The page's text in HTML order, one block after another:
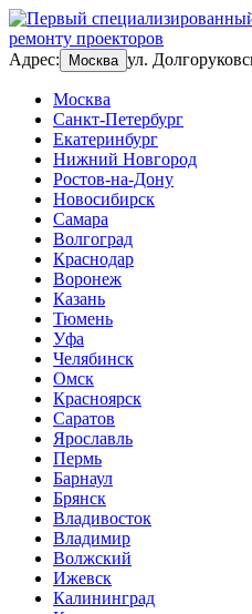
Адрес: Москва ул.
Москва
Санкт-Петербург
Екатеринбург
Нижний Новгород
Ростов-на-Дону
Новосибирск
Самара
Волгоград
Краснодар
Воронеж
Казань
Тюмень
Уфа
Челябинск
Омск
Красноярск
Саратов
Ярославль
Пермь
Барнаул
Брянск
Владивосток
Владимир
Волжский
Ижевск
Калининград